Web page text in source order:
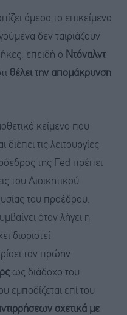
άμεσα το επικείμενο
δεν ταιριάζουν
επειδή ο Ντόναλντ
θέλει την απομάκρυνση
κείμενο που
τις λειτουργίες
της Fed πρέπει
του Διοικητικού
του προέδρου.
όταν λήγει η
διοριστεί
τον πρώην
ως διάδοχο του
εμποδίζεται επί του
σχετικά με